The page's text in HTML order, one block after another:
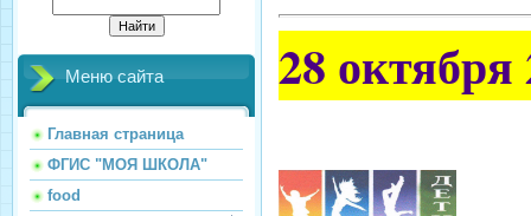
Меню сайта
Главная страница
ФГИС "МОЯ ШКОЛА"
food
28 октября